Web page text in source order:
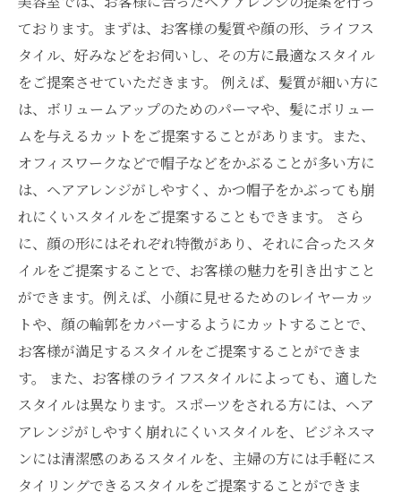
ております。まずは、お客様の髪質や顔の形、ライフス
タイル、好みなどをお伺いし、その方に最適なスタイル
をご提案させていただきます。 例えば、髪質が細い方に
は、ボリュームアップのためのパーマや、髪にボリュー
ムを与えるカットをご提案することがあります。また、
オフィスワークなどで帽子などをかぶることが多い方に
は、ヘアアレンジがしやすく、かつ帽子をかぶっても崩
れにくいスタイルをご提案することもできます。 さら
に、顔の形にはそれぞれ特徴があり、それに合ったスタ
イルをご提案することで、お客様の魅力を引き出すこと
ができます。例えば、小顔に見せるためのレイヤーカッ
トや、顔の輪郭をカバーするようにカットすることで、
お客様が満足するスタイルをご提案することができま
す。 また、お客様のライフスタイルによっても、適した
スタイルは異なります。スポーツをされる方には、ヘア
アレンジがしやすく崩れにくいスタイルを、ビジネスマ
ンには清潔感のあるスタイルを、主婦の方には手軽にス
タイリングできるスタイルをご提案することができま